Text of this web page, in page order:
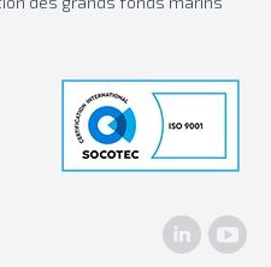
LinkedIn